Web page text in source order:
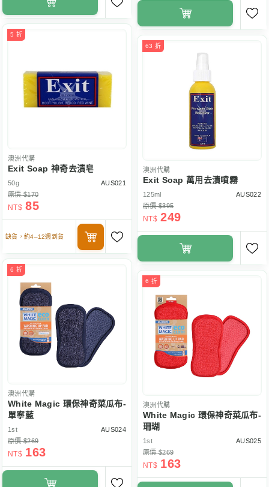
5 折
澳洲代購
Exit Soap 神奇去漬皂
50g
AUS021
原價 $170
NT$ 85
缺貨，約4–12週到貨
63 折
澳洲代購
Exit Soap 萬用去漬噴霧
125ml
AUS022
原價 $395
NT$ 249
6 折
澳洲代購
White Magic 環保神奇菜瓜布-
單寧藍
1st
AUS024
原價 $269
NT$ 163
6 折
澳洲代購
White Magic 環保神奇菜瓜布-
珊瑚
1st
AUS025
原價 $269
NT$ 163